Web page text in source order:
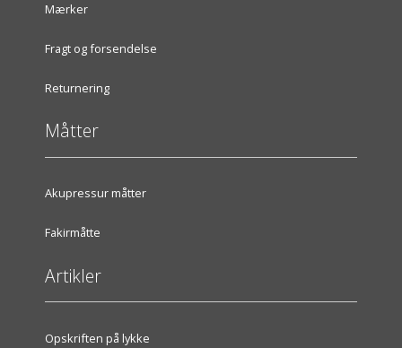
Mærker
Fragt og forsendelse
Returnering
Måtter
Akupressur måtter
Fakirmåtte
Artikler
Opskriften på lykke